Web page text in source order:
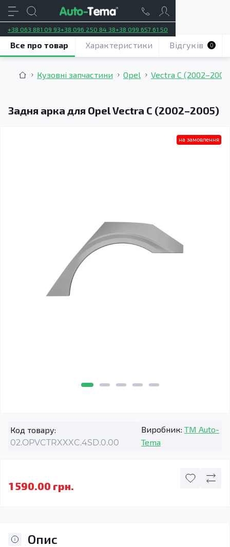
+38 063 881 09 93+38 096 250 84 38+38 099 657 61 50
Кузовні запчастини Opel Vectra C
Задня арка для Opel Vectra C (2002–2005)
Все про товар Характеристики Відгуків 0
на замовлення
Код товару:
02.OPVCTRXXXC.4SD.0.00
Виробник: TM Auto-
Tema
1 590.00 грн.
Опис